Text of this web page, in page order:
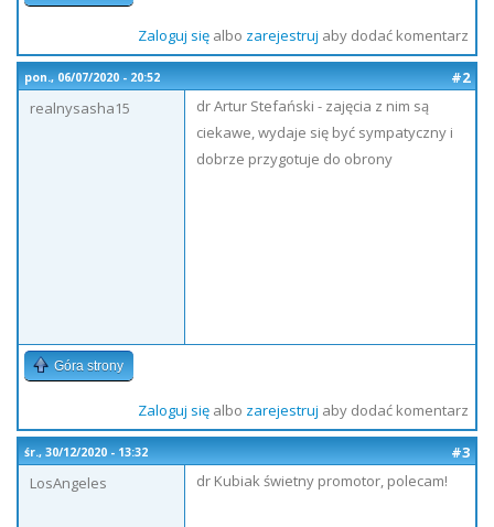
Zaloguj sięalbo zarejestruj aby dodać komentarz
pon., 06/07/2020 - 20:52
#2
realnysasha15
dr Artur Stefański - zajęcia z nim są
ciekawe, wydaje się być sympatyczny i
dobrze przygotuje do obrony
Góra strony
Zaloguj sięalbo zarejestruj aby dodać komentarz
śr., 30/12/2020 - 13:32
#3
LosAngeles
dr Kubiak świetny promotor, polecam!